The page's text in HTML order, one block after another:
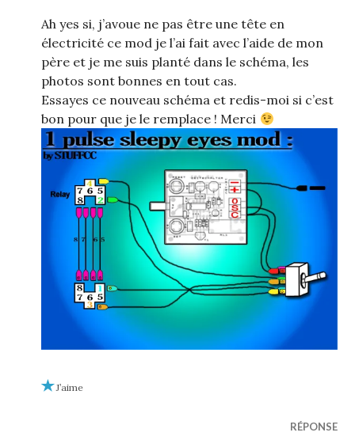
Ah yes si, j’avoue ne pas être une tête en
électricité ce mod je l’ai fait avec l’aide de mon
père et je me suis planté dans le schéma, les
photos sont bonnes en tout cas.
Essayes ce nouveau schéma et redis-moi si c’est
bon pour que je le remplace ! Merci
J’aime
RÉPONSE